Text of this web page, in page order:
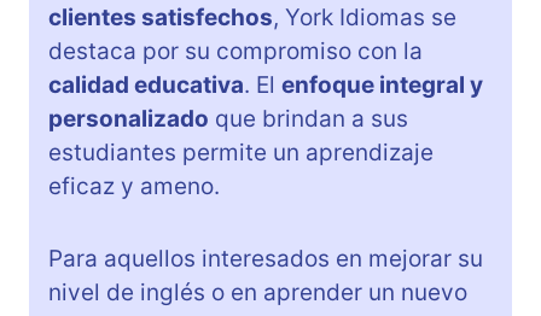
clientes satisfechos, York Idiomas se
destaca por su compromiso con la
calidad educativa. El enfoque integral y
personalizado que brindan a sus
estudiantes permite un aprendizaje
eficaz y ameno.
Para aquellos interesados en mejorar su
nivel de inglés o en aprender un nuevo